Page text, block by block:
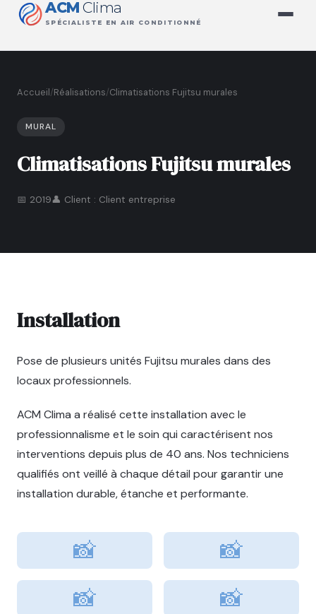
ACM Clima
SPÉCIALISTE EN AIR CONDITIONNÉ
Accueil/Réalisations/Climatisations Fujitsu murales
MURAL
Climatisations Fujitsu murales
📅 2019👤 Client : Client entreprise
Installation
Pose de plusieurs unités Fujitsu murales dans des
locaux professionnels.
ACM Clima a réalisé cette installation avec le
professionnalisme et le soin qui caractérisent nos
interventions depuis plus de 40 ans. Nos techniciens
qualifiés ont veillé à chaque détail pour garantir une
installation durable, étanche et performante.
📸
📸
📸
📸